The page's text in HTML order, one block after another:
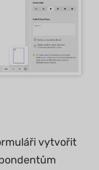
vytvořit